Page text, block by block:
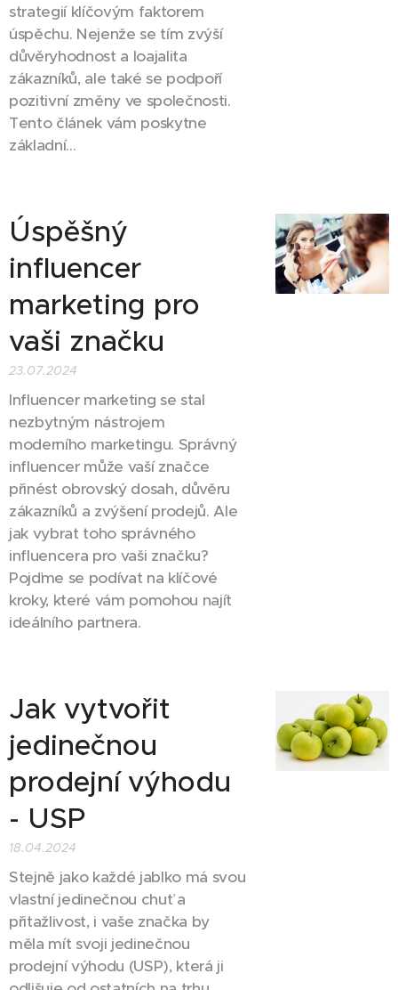
strategií klíčovým faktorem
úspěchu. Nejenže se tím zvýší
důvěryhodnost a loajalita
zákazníků, ale také se podpoří
pozitivní změny ve společnosti.
Tento článek vám poskytne
základní...
Úspěšný
influencer
marketing pro
vaši značku
23.07.2024
Influencer marketing se stal
nezbytným nástrojem
moderního marketingu. Správný
influencer může vaší značce
přinést obrovský dosah, důvěru
zákazníků a zvýšení prodejů. Ale
jak vybrat toho správného
influencera pro vaši značku?
Pojďme se podívat na klíčové
kroky, které vám pomohou najít
ideálního partnera.
Jak vytvořit
jedinečnou
prodejní výhodu
- USP
18.04.2024
Stejně jako každé jablko má svou
vlastní jedinečnou chuť a
přitažlivost, i vaše značka by
měla mít svoji jedinečnou
prodejní výhodu (USP), která ji